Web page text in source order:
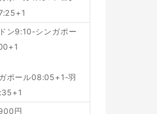
ン9:10-シンガポー
ポール08:05+1-羽
円